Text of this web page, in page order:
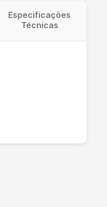
Especificações
Técnicas